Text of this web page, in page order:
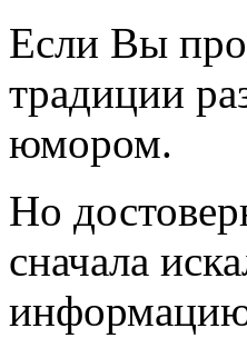
Если Вы
традиции
юмором.
Но
сначала